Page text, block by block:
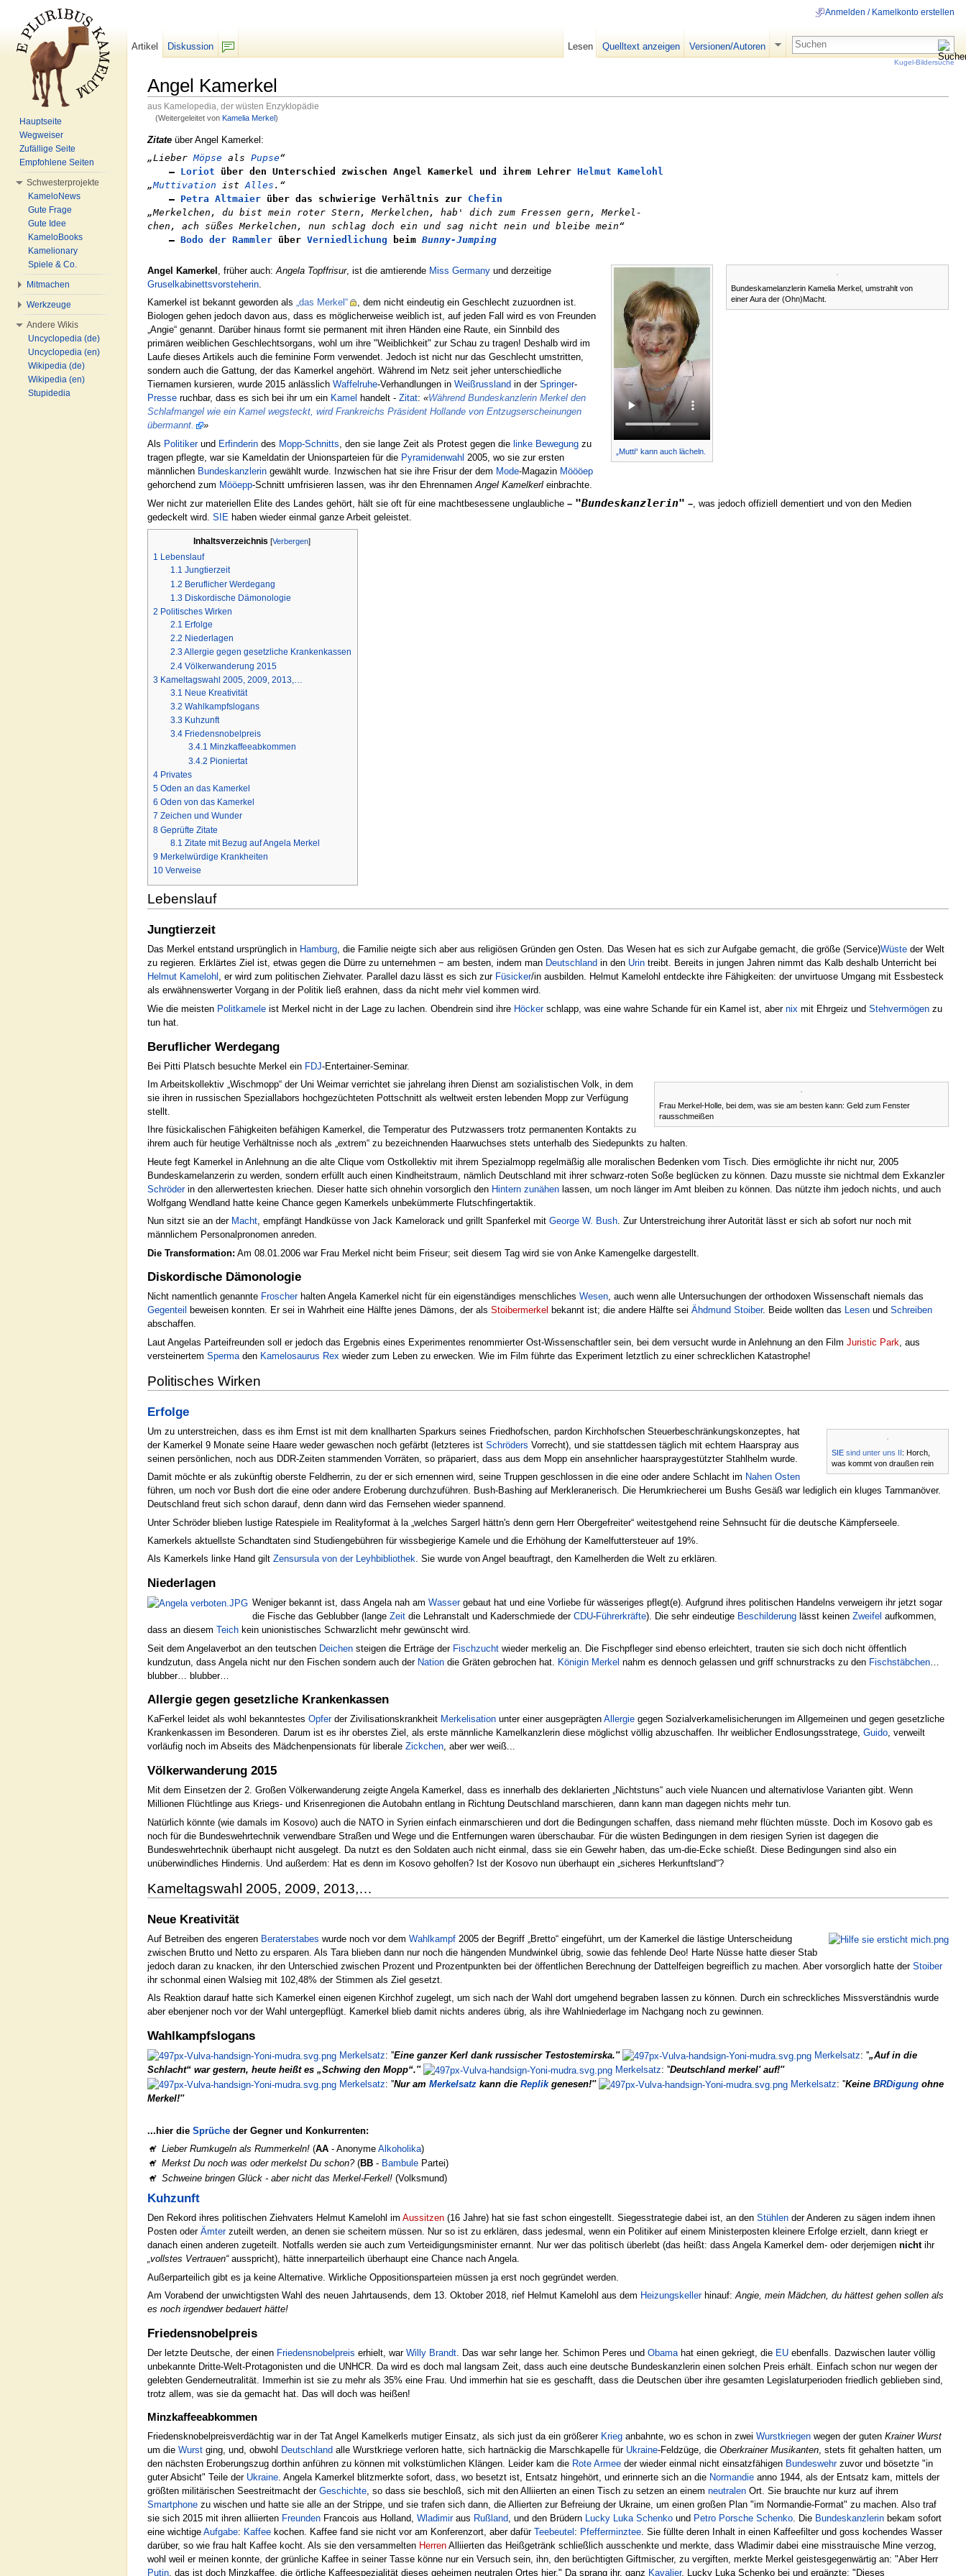
Angel Kamerkel
aus Kamelopedia, der wüsten Enzyklopädie
(Weitergeleitet von Kamelia Merkel)
Zitate über Angel Kamerkel:
„Lieber Möpse als Pupse“
– Loriot über den Unterschied zwischen Angel Kamerkel und ihrem Lehrer Helmut Kamelohl
„Muttivation ist Alles .“
– Petra Altmaier über das schwierige Verhältnis zur Chefin
„Merkelchen, du bist mein roter Stern, Merkelchen, hab' dich zum Fressen gern, Merkel-
chen, ach süßes Merkelchen, nun schlag doch ein und sag nicht nein und bleibe mein“
– Bodo der Rammler über Verniedlichung beim Bunny-Jumping
Bundeskamelanzlerin Kamelia Merkel, umstrahlt von
einer Aura der (Ohn)Macht.
„Mutti“ kann auch lächeln.
Angel Kamerkel , früher auch:Angela Topffrisur, ist die amtierende Miss Germany und derzeitige
Gruselkabinettsvorsteherin.
Kamerkel ist bekannt geworden als „das Merkel“
, dem nicht eindeutig ein Geschlecht zuzuordnen ist.
Biologen gehen jedoch davon aus, dass es möglicherweise weiblich ist, auf jeden Fall wird es von Freunden
„Angie“ genannt. Darüber hinaus formt sie permanent mit ihren Händen eine Raute, ein Sinnbild des
primären weiblichen Geschlechtsorgans, wohl um ihre "Weiblichkeit" zur Schau zu tragen! Deshalb wird im
Laufe dieses Artikels auch die feminine Form verwendet. Jedoch ist nicht nur das Geschlecht umstritten,
sondern auch die Gattung, der das Kamerkel angehört. Während im Netz seit jeher unterschiedliche
Tiernamen kursieren, wurde 2015 anlässlich Waffelruhe-Verhandlungen in Weißrussland in der Springer-
Presse ruchbar, dass es sich bei ihr um ein Kamel handelt - Zitat: «Während Bundeskanzlerin Merkel den
Schlafmangel wie ein Kamel wegsteckt, wird Frankreichs Präsident Hollande von Entzugserscheinungen
übermannt.
»
Als Politikerund Erfinderin des Mopp-Schnitts , den sie lange Zeit als Protest gegen die linke Bewegung zu
tragen pflegte, war sie Kameldatin der Unionsparteien für die Pyramidenwahl 2005, wo sie zur ersten
männlichen Bundeskanzlerin gewählt wurde. Inzwischen hat sie ihre Frisur der dem Mode-Magazin Möööep
gehorchend zum Mööepp-Schnitt umfrisieren lassen, was ihr den Ehrennamen Angel Kamelkerl einbrachte.
Wer nicht zur materiellen Elite des Landes gehört, hält sie oft für eine machtbesessene unglaubliche – "Bundeskanzlerin" –, was jedoch offiziell dementiert und von den Medien
gedeckelt wird. SIE haben wieder einmal ganze Arbeit geleistet.
Inhaltsverzeichnis [Verbergen]
1 Lebenslauf
1.1 Jungtierzeit
1.2 Beruflicher Werdegang
1.3 Diskordische Dämonologie
2 Politisches Wirken
2.1 Erfolge
2.2 Niederlagen
2.3Allergie gegen gesetzliche Krankenkassen
2.4 Völkerwanderung 2015
3 Kameltagswahl 2005, 2009, 2013,…
3.1 Neue Kreativität
3.2 Wahlkampfslogans
3.3 Kuhzunft
3.4 Friedensnobelpreis
3.4.1 Minzkaffeeabkommen
3.4.2 Pioniertat
4 Privates
5 Oden an das Kamerkel
6 Oden von das Kamerkel
7 Zeichen und Wunder
8 Geprüfte Zitate
8.1 Zitate mit Bezug auf Angela Merkel
9 Merkelwürdige Krankheiten
10 Verweise
Lebenslauf
Jungtierzeit
Das Merkel entstand ursprünglich in Hamburg, die Familie neigte sich aber aus religiösen Gründen gen Osten. Das Wesen hat es sich zur Aufgabe gemacht, die größe (Service)Wüste der Welt
zu regieren. Erklärtes Ziel ist, etwas gegen die Dürre zu unternehmen − am besten, indem man Deutschland in den Urin treibt. Bereits in jungen Jahren nimmt das Kalb deshalb Unterricht bei
Helmut Kamelohl , er wird zum politischen Ziehvater. Parallel dazu lässt es sich zur Füsicker/in ausbilden. Helmut Kamelohl entdeckte ihre Fähigkeiten: der unvirtuose Umgang mit Essbesteck
als erwähnenswerter Vorgang in der Politik ließ erahnen, dass da nicht mehr viel kommen wird.
Wie die meisten Politkamele ist Merkel nicht in der Lage zu lachen. Obendrein sind ihre Höckerschlapp, was eine wahre Schande für ein Kamel ist, aber nix mit Ehrgeiz und Stehvermögen zu
tun hat.
Beruflicher Werdegang
Bei Pitti Platsch besuchte Merkel ein FDJ-Entertainer-Seminar.
Frau Merkel-Holle, bei dem, was sie am besten kann: Geld zum Fenster
rausschmeißen
Im Arbeitskollektiv „Wischmopp“ der Uni Weimar verrichtet sie jahrelang ihren Dienst am sozialistischen Volk, in dem
sie ihren in russischen Speziallabors hochgezüchteten Pottschnitt als weltweit ersten lebenden Mopp zur Verfügung
stellt.
Ihre füsickalischen Fähigkeiten befähigen Kamerkel, die Temperatur des Putzwassers trotz permanenten Kontakts zu
ihrem auch für heutige Verhältnisse noch als „extrem“ zu bezeichnenden Haarwuchses stets unterhalb des Siedepunkts zu halten.
Heute fegt Kamerkel in Anlehnung an die alte Clique vom Ostkollektiv mit ihrem Spezialmopp regelmäßig alle moralischen Bedenken vom Tisch. Dies ermöglichte ihr nicht nur, 2005
Bundeskamelanzerin zu werden, sondern erfüllt auch einen Kindheitstraum, nämlich Deutschland mit ihrer schwarz-roten Soße beglücken zu können. Dazu musste sie nichtmal dem Exkanzler
Schröderin den allerwertesten kriechen. Dieser hatte sich ohnehin vorsorglich den Hintern zunähen lassen, um noch länger im Amt bleiben zu können. Das nützte ihm jedoch nichts, und auch
Wolfgang Wendland hatte keine Chance gegen Kamerkels unbekümmerte Flutschfingertaktik.
Nun sitzt sie an der Macht, empfängt Handküsse von Jack Kamelorack und grillt Spanferkel mit George W. Bush. Zur Unterstreichung ihrer Autorität lässt er sich ab sofort nur noch mit
männlichem Personalpronomen anreden.
Die Transformation: Am 08.01.2006 war Frau Merkel nicht beim Friseur; seit diesem Tag wird sie von Anke Kamengelke dargestellt.
Diskordische Dämonologie
Nicht namentlich genannte Froscherhalten Angela Kamerkel nicht für ein eigenständiges menschliches Wesen, auch wenn alle Untersuchungen der orthodoxen Wissenschaft niemals das
Gegenteil
beweisen konnten. Er sei in Wahrheit eine Hälfte jenes Dämons, der als Stoibermerkel bekannt ist; die andere Hälfte sei Ähdmund Stoiber. Beide wollten das Lesen und Schreiben
abschaffen.
Laut Angelas Parteifreunden soll er jedoch das Ergebnis eines Experimentes renommierter Ost-Wissenschaftler sein, bei dem versucht wurde in Anlehnung an den Film Juristic Park , aus
versteinertem Sperma den Kamelosaurus Rex wieder zum Leben zu erwecken. Wie im Film führte das Experiment letztlich zu einer schrecklichen Katastrophe!
Politisches Wirken
Erfolge
SIE sind unter uns II : Horch,
was kommt von draußen rein
Um zu unterstreichen, dass es ihm Ernst ist mit dem knallharten Sparkurs seines Friedhofschen, pardon Kirchhofschen Steuerbeschränkungskonzeptes, hat
der Kamerkel 9 Monate seine Haare weder gewaschen noch gefärbt (letzteres ist Schröders Vorrecht), und sie stattdessen täglich mit echtem Haarspray aus
seinen persönlichen, noch aus DDR-Zeiten stammenden Vorräten, so präpariert, dass aus dem Mopp ein ansehnlicher haarspraygestützter Stahlhelm wurde.
Damit möchte er als zukünftig oberste Feldherrin, zu der er sich ernennen wird, seine Truppen geschlossen in die eine oder andere Schlacht im Nahen Osten
führen, um noch vor Bush dort die eine oder andere Eroberung durchzuführen. Bush-Bashing auf Merkleranerisch. Die Herumkriecherei um Bushs Gesäß war lediglich ein kluges Tarnmanöver.
Deutschland freut sich schon darauf, denn dann wird das Fernsehen wieder spannend.
Unter Schröder blieben lustige Ratespiele im Realityformat à la „welches Sargerl hättn's denn gern Herr Obergefreiter“ weitestgehend reine Sehnsucht für die deutsche Kämpferseele.
Kamerkels aktuellste Schandtaten sind Studiengebühren für wissbegierige Kamele und die Erhöhung der Kamelfuttersteuer auf 19%.
Als Kamerkels linke Hand gilt Zensursula von der Leyhbibliothek. Sie wurde von Angel beauftragt, den Kamelherden die Welt zu erklären.
Niederlagen
Weniger bekannt ist, dass Angela nah amWassergebaut hat und eine Vorliebe für wässeriges pflegt(e). Aufgrund ihres politischen Handelns verweigern ihr jetzt sogar
die Fische das Geblubber (langeZeit die Lehranstalt und Kaderschmiede derCDU-Führerkräfte). Die sehr eindeutige Beschilderung lässt keinenZweifel aufkommen,
dass an diesem Teich kein unionistisches Schwarzlicht mehr gewünscht wird.
Seit dem Angelaverbot an den teutschen Deichen steigen die Erträge der Fischzucht wieder merkelig an. Die Fischpfleger sind ebenso erleichtert, trauten sie sich doch nicht öffentlich
kundzutun, dass Angela nicht nur den Fischen sondern auch der Nation die Gräten gebrochen hat. Königin Merkel nahm es dennoch gelassen und griff schnurstracks zu den Fischstäbchen
blubber… blubber…
Allergie gegen gesetzliche Krankenkassen
KaFerkel leidet als wohl bekanntestes Opferder Zivilisationskrankheit Merkelisation unter einer ausgeprägten Allergie gegen Sozialverkamelisicherungen im Allgemeinen und gegen gesetzliche
Krankenkassen im Besonderen. Darum ist es ihr oberstes Ziel, als erste männliche Kamelkanzlerin diese möglichst völlig abzuschaffen. Ihr weiblicher Endlosungsstratege, Guido, verweilt
vorläufig noch im Abseits des Mädchenpensionats für liberale Zickchen, aber wer weiß...
Völkerwanderung 2015
Mit dem Einsetzen der 2. Großen Völkerwanderung zeigte Angela Kamerkel, dass es innerhalb des deklarierten „Nichtstuns“ auch viele Nuancen und alternativlose Varianten gibt. Wenn
Millionen Flüchtlinge aus Kriegs- und Krisenregionen die Autobahn entlang in Richtung Deutschland marschieren, dann kann man dagegen nichts mehr tun.
Natürlich könnte (wie damals im Kosovo) auch die NATO in Syrien einfach einmarschieren und dort die Bedingungen schaffen, dass niemand mehr flüchten müsste. Doch im Kosovo gab es
noch für die Bundeswehrtechnik verwendbare Straßen und Wege und die Entfernungen waren überschaubar. Für die wüsten Bedingungen in dem riesigen Syrien ist dagegen die
Bundeswehrtechnik überhaupt nicht ausgelegt. Da nutzt es den Soldaten auch nicht einmal, dass sie ein Gewehr haben, das um-die-Ecke schießt. Diese Bedingungen sind also ein
unüberwindliches Hindernis. Und außerdem: Hat es denn im Kosovo geholfen? Ist der Kosovo nun überhaupt ein „sicheres Herkunftsland“?
Kameltagswahl 2005, 2009, 2013,…
Neue Kreativität
Auf Betreiben des engeren Beraterstabes wurde noch vor dem Wahlkampf 2005 der Begriff „Bretto“ eingeführt, um der Kamerkel die lästige Unterscheidung
zwischen Brutto und Netto zu ersparen. Als Tara blieben dann nur noch die hängenden Mundwinkel übrig, sowie das fehlende Deo! Harte Nüsse hatte dieser Stab
jedoch daran zu knacken, ihr den Unterschied zwischen Prozent und Prozentpunkten bei der öffentlichen Berechnung der Dattelfeigen begreiflich zu machen. Aber vorsorglich hatte der Stoiber
ihr schonmal einen Walsieg mit 102,48% der Stimmen als Ziel gesetzt.
Als Reaktion darauf hatte sich Kamerkel einen eigenen Kirchhof zugelegt, um sich nach der Wahl dort umgehend begraben lassen zu können. Durch ein schreckliches Missverständnis wurde
aber ebenjener noch vor der Wahl untergepflügt. Kamerkel blieb damit nichts anderes übrig, als ihre Wahlniederlage im Nachgang noch zu gewinnen.
Wahlkampfslogans
Merkelsatz: ''Eine ganzer Kerl dank russischer Testostemirska.'' Merkelsatz: ''„Auf in die
Schlacht“ war gestern, heute heißt es „Schwing den Mopp“.''
Merkelsatz: ''Deutschland merkel' auf!''
Merkelsatz: ''Nur am Merkelsatz kann die Replikgenesen!'' Merkelsatz: ''Keine BRDigung ohne
Merkel!''
...hier die Sprüche der Gegner und Konkurrenten:
Lieber Rumkugeln als Rummerkeln! (AA - AnonymeAlkoholika)
Merkst Du noch was oder merkelst Du schon?(BB - Bambule Partei)
Schweine bringen Glück - aber nicht das Merkel-Ferkel! (Volksmund)
Kuhzunft
Den Rekord ihres politischen Ziehvaters Helmut Kamelohl im Aussitzen (16 Jahre) hat sie fast schon eingestellt. Siegesstrategie dabei ist, an den Stühlen der Anderen zu sägen indem ihnen
Posten oder Ämterzuteilt werden, an denen sie scheitern müssen. Nur so ist zu erklären, dass jedesmal, wenn ein Politiker auf einem Ministerposten kleinere Erfolge erzielt, dann kriegt er
danach einen anderen zugeteilt. Notfalls werden sie auch zum Verteidigungsminister ernannt. Nur wer das politisch überlebt (das heißt: dass Angela Kamerkel dem- oder derjemigen nichtihr
„vollstes Vertrauen“ausspricht), hätte innerparteilich überhaupt eine Chance nach Angela.
Außerparteilich gibt es ja keine Alternative. Wirkliche Oppositionsparteien müssen ja erst noch gegründet werden.
Am Vorabend der unwichtigsten Wahl des neuen Jahrtausends, dem 13. Oktober 2018, rief Helmut Kamelohl aus dem Heizungskellerhinauf:Angie, mein Mädchen, du hättest gehen sollen als
es noch irgendwer bedauert hätte!
Friedensnobelpreis
Der letzte Deutsche, der einen Friedensnobelpreis erhielt, war Willy Brandt . Das war sehr lange her. Schimon Peres und Obama hat einen gekriegt, die EU ebenfalls. Dazwischen lauter völlig
unbekannte Dritte-Welt-Protagonisten und die UNHCR. Da wird es doch mal langsam Zeit, dass auch eine deutsche Bundeskanzlerin einen solchen Preis erhält. Einfach schon nur wegen der
gelebten Genderneutralität. Immerhin ist sie zu mehr als 35% eine Frau. Und immerhin hat sie es geschafft, dass die Deutschen über ihre gesamten Legislaturperioden friedlich geblieben sind,
trotz allem, was sie da gemacht hat. Das will doch was heißen!
Minzkaffeeabkommen
Friedensknobelpreisverdächtig war in der Tat Angel Kamelkerls mutiger Einsatz, als sich just da ein größerer Krieg anbahnte, wo es schon in zwei Wurstkriegen wegen der guten Krainer Wurst
um die Wurst ging, und, obwohl Deutschland alle Wurstkriege verloren hatte, sich hartnäckig die Marschkapelle für Ukraine-Feldzüge, die Oberkrainer Musikanten, stets fit gehalten hatten, um
den nächsten Eroberungszug dorthin anführen zu können mit volkstümlichen Klängen. Leider kam die Rote Armee der wieder einmal nicht einsatzfähigen Bundeswehrzuvor und bösetzte "in
guter Absicht" Teile der Ukraine. Angela Kamerkel blitzmerkte sofort, dass, wo besetzt ist, Entsatz hingehört, und erinnerte sich an die Normandie anno 1944, als der Entsatz kam, mittels der
größten militärischen Seestreitmacht der Geschichte, so dass sie beschloß, sich mit den Alliierten an einen Tisch zu setzen an einem neutralen Ort. Sie brauchte nur kurz auf ihrem
Smartphone zu wischen und hatte sie alle an der Strippe, und sie trafen sich dann, die Allierten zur Befreiung der Ukraine, um einen großen Plan "im Normandie-Format" zu machen. Also traf
sie sich 2015 mit ihren alliierten Freunden Francois aus Holland, Wladimiraus Rußland, und den Brüdern Lucky Luka Schenko und Petro Porsche Schenko. Die Bundeskanzlerin bekam sofort
eine wichtige Aufgabe: Kaffee kochen. Kaffee fand sie nicht vor am Konferenzort, aber dafür Teebeutel : Pfefferminztee. Sie füllte deren Inhalt in einen Kaffeefilter und goss kochendes Wasser
darüber, so wie frau halt Kaffee kocht. Als sie den versammelten Herren Alliierten das Heißgetränk schließlich ausschenkte und merkte, dass Wladimir dabei eine misstrauische Mine verzog,
wohl weil er meinen konnte, der grünliche Kaffee in seiner Tasse könne nur ein Versuch sein, ihn, den berüchtigten Giftmischer, zu vergiften, merkte Merkel geistesgegenwärtig an: "Aber Herr
Putin, das ist doch Minzkaffee, die örtliche Kaffeespezialität dieses geheimen neutralen Ortes hier." Da sprang ihr, ganz Kavalier, Lucky Luka Schenko bei und ergänzte: "Dieses
Anmelden / Kamelkonto erstellen
Artikel
Diskussion
Lesen Quelltext anzeigen Versionen/Autoren
Kugel-Bildersuche
Hauptseite
Wegweiser
Zufällige Seite
Empfohlene Seiten
Schwesterprojekte
KameloNews
Gute Frage
Gute Idee
KameloBooks
Kamelionary
Spiele & Co.
Mitmachen
Werkzeuge
Andere Wikis
Uncyclopedia (de)
Uncyclopedia (en)
Wikipedia (de)
Wikipedia (en)
Stupidedia